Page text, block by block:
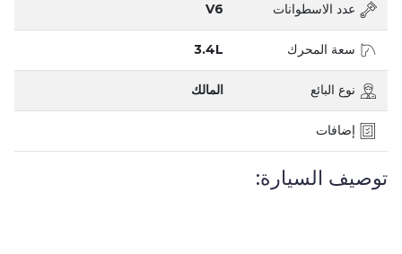
عدد الاسطوانات V6
سعة المحرك 3.4L
نوع البائع المالك
إضافات
توصيف السيارة: